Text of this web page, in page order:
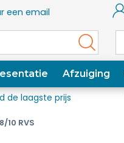
een email
Afzuiging
de laagste prijs
10 RVS